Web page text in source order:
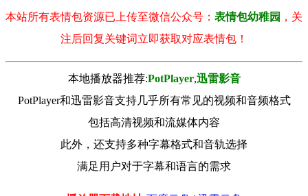
本站所有表情包资源已上传至微信公众号： 表情包幼稚园 ，关
注后回复关键词立即获取对应表情包！
本地播放器推荐:РotРlayer,迅雷影音
PotPlayer和迅雷影音支持几乎所有常见的视频和音频格式
包括高清视频和流媒体内容
此外，还支持多种字幕格式和音轨选择
满足用户对于字幕和语言的需求